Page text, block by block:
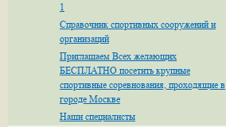
1
Справочник спортивных сооружений и
организаций
Приглашаем Всех желающих
БЕСПЛАТНО посетить крупные
спортивные соревнования, проходящие в
городе Москве
Наши специалисты